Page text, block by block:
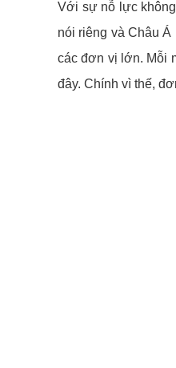
Với sự nỗ lực
nói riêng và Châu
các đơn vị lớn. Mỗi
đây. Chính vì thế,